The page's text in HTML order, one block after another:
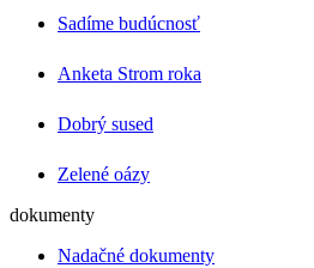
Sadíme budúcnosť
Anketa Strom roka
Dobrý sused
Zelené oázy
dokumenty
Nadačné dokumenty